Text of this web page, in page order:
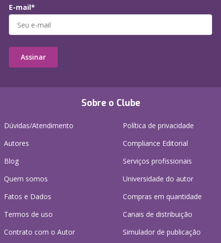
Sobre o Clube
Dúvidas/Atendimento
Autores
Blog
Quem somos
Fatos e Dados
Termos de uso
Contrato com o Autor
Política de privacidade
Compliance Editorial
Serviços profissionais
Universidade do autor
Compras em quantidade
Canais de distribuição
Simulador de publicação
E-mail*
Assinar